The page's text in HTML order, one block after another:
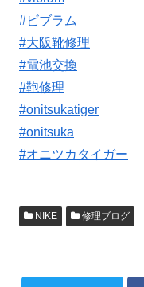
#ビブラム
#大阪靴修理
#電池交換
#鞄修理
#onitsukatiger
#onitsuka
#オニツカタイガー
NIKE 修理ブログ